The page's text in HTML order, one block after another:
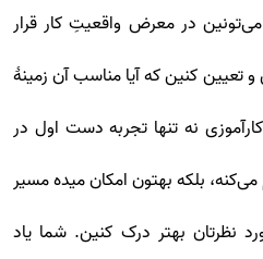
در معرض واقعیتِ کار قرار
و تعیین کنین که آیا مناسب آن زمینۀ
نه تنها تجربه دست اول در
می‌کنه، بلکه بهتون امکان میده مسیر
نظرتان بهتر درک کنین. شما یاد